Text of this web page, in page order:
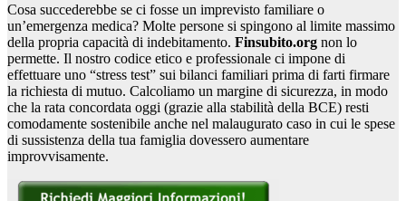
Cosa succederebbe se ci fosse un imprevisto familiare o
un’emergenza medica? Molte persone si spingono al limite massimo
della propria capacità di indebitamento. Finsubito.org non lo
permette. Il nostro codice etico e professionale ci impone di
effettuare uno “stress test” sui bilanci familiari prima di farti firmare
la richiesta di mutuo. Calcoliamo un margine di sicurezza, in modo
che la rata concordata oggi (grazie alla stabilità della BCE) resti
comodamente sostenibile anche nel malaugurato caso in cui le spese
di sussistenza della tua famiglia dovessero aumentare
improvvisamente.